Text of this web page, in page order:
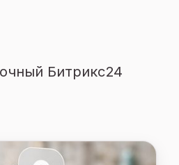
Битрикс24